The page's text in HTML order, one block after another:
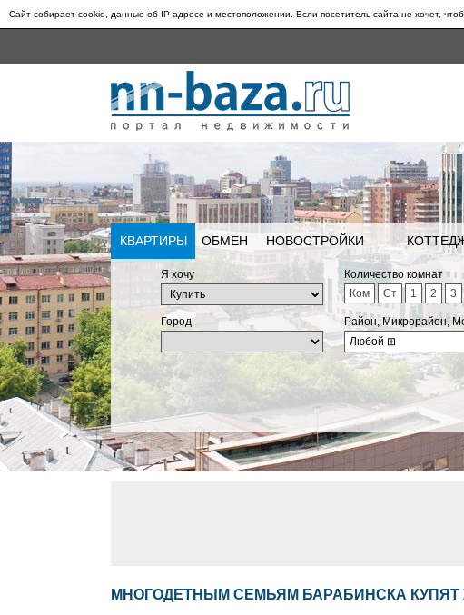
Сайт собирает cookie, данные об IP-адресе и местоположении. Если посетитель сайта не хочет,
КВАРТИРЫ ОБМЕН НОВОСТРОЙКИ
Я хочу
Количество комнат
Ком
Ст 1 2 3
Город
Район, Микрорайон,
Любой ⊞
МНОГОДЕТНЫМ СЕМЬЯМ БАРАБИНСКА